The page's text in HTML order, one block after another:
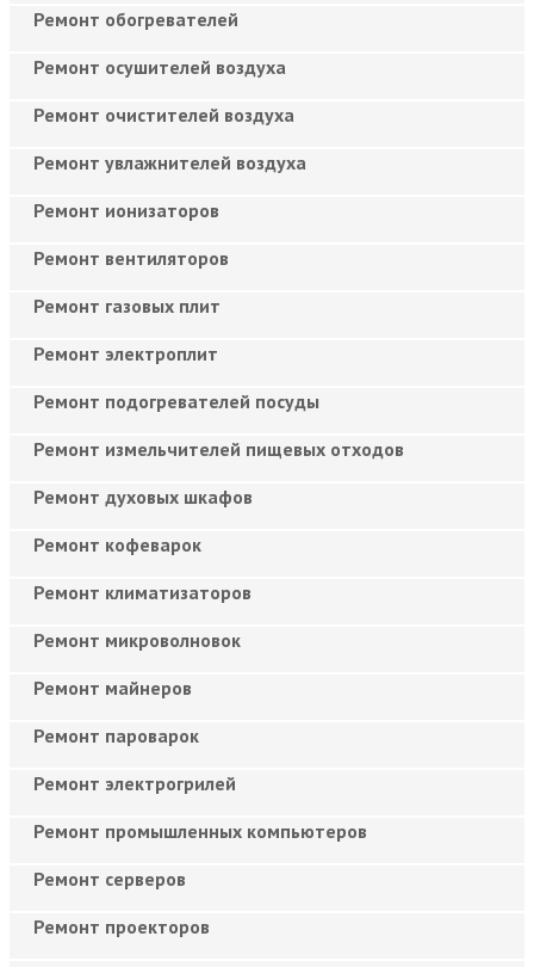
Ремонт обогревателей
Ремонт осушителей воздуха
Ремонт очистителей воздуха
Ремонт увлажнителей воздуха
Ремонт ионизаторов
Ремонт вентиляторов
Ремонт газовых плит
Ремонт электроплит
Ремонт подогревателей посуды
Ремонт измельчителей пищевых отходов
Ремонт духовых шкафов
Ремонт кофеварок
Ремонт климатизаторов
Ремонт микроволновок
Ремонт майнеров
Ремонт пароварок
Ремонт электрогрилей
Ремонт промышленных компьютеров
Ремонт серверов
Ремонт проекторов